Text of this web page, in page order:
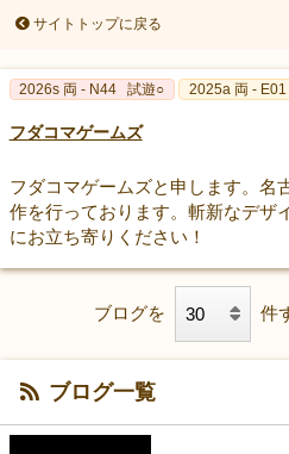
サイトトップに戻る
2026s 両 - N44 試遊○ 2025a 両 - E01
フダコマゲームズ
フダコマゲームズと申します。名
作を行っております。斬新なデザ
にお立ち寄りください！
ブログを 件
ブログ一覧